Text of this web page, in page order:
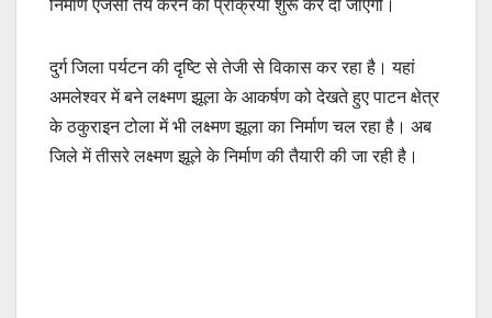
निर्माण एजेंसी तय करने की प्रक्रिया शुरू कर दी जाएगी।
दुर्ग जिला पर्यटन की दृष्टि से तेजी से विकास कर रहा है। यहां
अमलेश्वर में बने लक्ष्मण झूला के आकर्षण को देखते हुए पाटन क्षेत्र
के ठकुराइन टोला में भी लक्ष्मण झूला का निर्माण चल रहा है। अब
जिले में तीसरे लक्ष्मण झूले के निर्माण की तैयारी की जा रही है।